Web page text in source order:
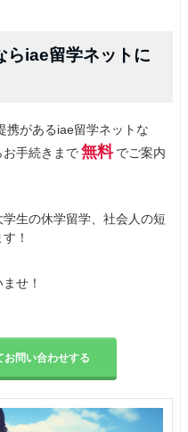
らiae留学ネットに
携があるiae留学ネットな
お手続きまで 無料 でご案内
生の休学留学、社会人の短
！
せ！
お問い合わせする